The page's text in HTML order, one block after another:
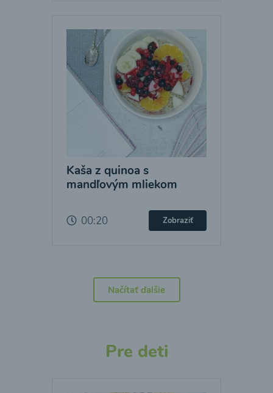
Kaša z quinoa s
mandľovým mliekom
00:20 Zobraziť
Načítať ďalšie
Pre deti